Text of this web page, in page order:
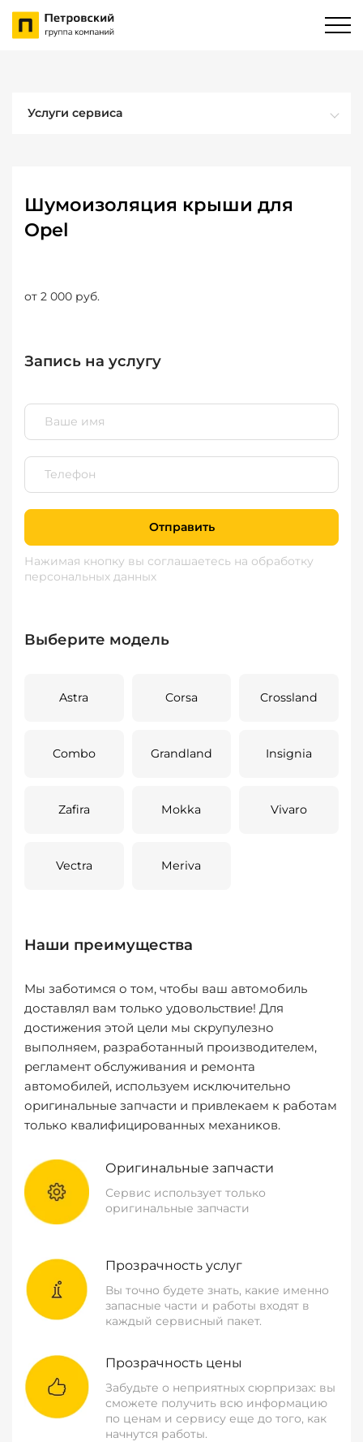
Услуги сервиса
Шумоизоляция крыши для
Opel
от 2 000 руб.
Запись на услугу
Отправить
Нажимая кнопку вы соглашаетесь на обработку
персональных данных
Выберите модель
Astra Corsa Crossland
Combo Grandland Insignia
Zafira Mokka Vivaro
Vectra Meriva
Наши преимущества
Мы заботимся о том, чтобы ваш автомобиль
доставлял вам только удовольствие! Для
достижения этой цели мы скрупулезно
выполняем, разработанный производителем,
регламент обслуживания и ремонта
автомобилей, используем исключительно
оригинальные запчасти и привлекаем к работам
только квалифицированных механиков.
Оригинальные запчасти
Сервис использует только
оригинальные запчасти
Прозрачность услуг
Вы точно будете знать, какие именно
запасные части и работы входят в
каждый сервисный пакет.
Прозрачность цены
Забудьте о неприятных сюрпризах: вы
сможете получить всю информацию
по ценам и сервису еще до того, как
начнутся работы.